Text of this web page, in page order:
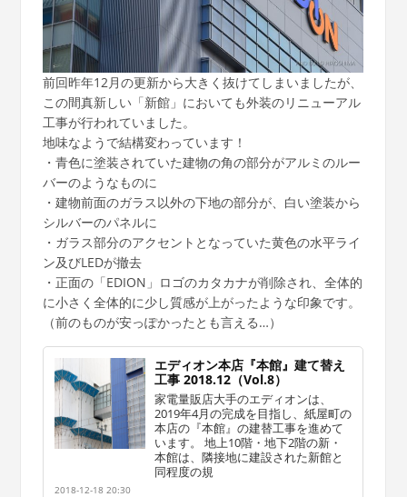
前回昨年12月の更新から大きく抜けてしまいましたが、
この間真新しい「新館」においても外装のリニューアル
工事が行われていました。
地味なようで結構変わっています！
・青色に塗装されていた建物の角の部分がアルミのルー
バーのようなものに
・建物前面のガラス以外の下地の部分が、白い塗装から
シルバーのパネルに
・ガラス部分のアクセントとなっていた黄色の水平ライ
ン及びLEDが撤去
・正面の「EDION」ロゴのカタカナが削除され、全体的
に小さく全体的に少し質感が上がったような印象です。
（前のものが安っぽかったとも言える…）
エディオン本店『本館』建て替え
工事 2018.12（Vol.8）
家電量販店大手のエディオンは、
2019年4月の完成を目指し、紙屋町の
本店の『本館』の建替工事を進めて
います。 地上10階・地下2階の新・
本館は、隣接地に建設された新館と
同程度の規
2018-12-18 20:30